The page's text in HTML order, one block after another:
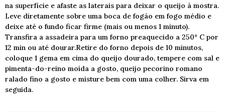
na superfície e afaste as laterais para deixar o queijo à mostra.
Leve diretamente sobre uma boca de fogão em fogo médio e
deixe até o fundo ficar firme (mais ou menos 1 minuto).
Transfira a assadeira para um forno preaquecido a 250° C por
12 min ou até dourar.Retire do forno depois de 10 minutos,
coloque 1 gema em cima do queijo dourado, tempere com sal e
pimenta-do-reino moída a gosto, queijo pecorino romano
ralado fino a gosto e misture bem com uma colher. Sirva em
seguida.